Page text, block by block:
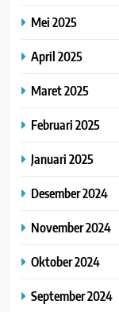
Mei 2025
April 2025
Maret 2025
Februari 2025
Januari 2025
Desember 2024
November 2024
Oktober 2024
September 2024